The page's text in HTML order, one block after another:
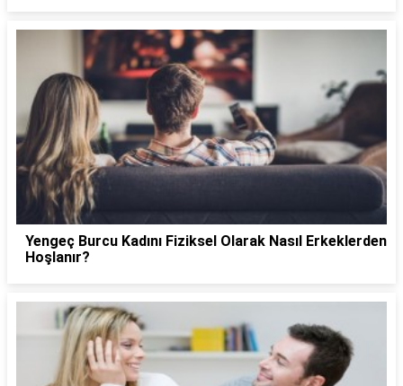
Yengeç Burcu Kadını Fiziksel Olarak Nasıl Erkeklerden
Hoşlanır?